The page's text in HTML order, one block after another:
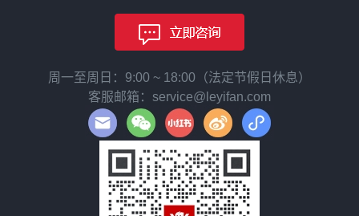
周一至周日：9:00 ~ 18:00（法定节假日休息）
客服邮箱：service@leyifan.com